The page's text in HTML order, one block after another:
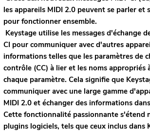
les appareils MIDI 2.0 peuvent se parler
pour fonctionner ensemble.
Keystage utilise les messages d'échange
CI pour communiquer avec d'autres
informations telles que les paramètres de
contrôle (CC) à lier et les noms appropriés
chaque paramètre. Cela signifie que
communiquer avec une large gamme
MIDI 2.0 et échanger des informations
Cette fonctionnalité passionnante s'étend
plugins logiciels, tels que ceux inclus dans